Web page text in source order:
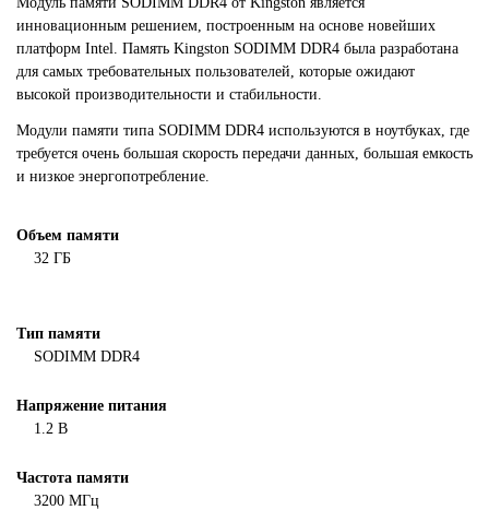
инновационным решением, построенным на основе новейших
платформ Intel. Память Kingston SODIMM DDR4 была разработана
для самых требовательных пользователей, которые ожидают
высокой производительности и стабильности.
Модули памяти типа SODIMM DDR4 используются в ноутбуках, где
требуется очень большая скорость передачи данных, большая емкость
и низкое энергопотребление.
Объем памяти
32 ГБ
Тип памяти
SODIMM DDR4
Напряжение питания
1.2 В
Частота памяти
3200 МГц